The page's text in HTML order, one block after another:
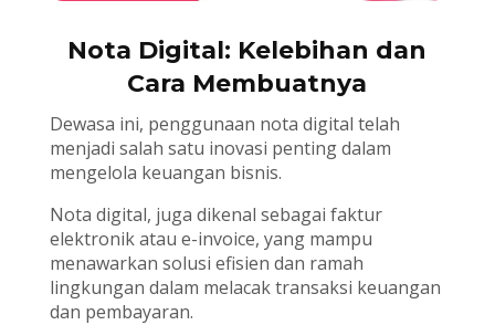
Nota Digital: Kelebihan dan
Cara Membuatnya
Dewasa ini, penggunaan nota digital telah
menjadi salah satu inovasi penting dalam
mengelola keuangan bisnis.
Nota digital, juga dikenal sebagai faktur
elektronik atau e-invoice, yang mampu
menawarkan solusi efisien dan ramah
lingkungan dalam melacak transaksi keuangan
dan pembayaran.